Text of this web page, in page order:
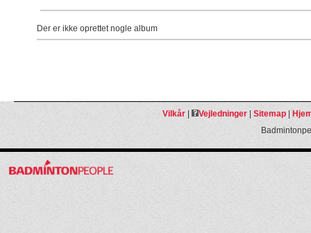
Der er ikke oprettet nogle album
Vilkår| Vejledninger| Sitemap|